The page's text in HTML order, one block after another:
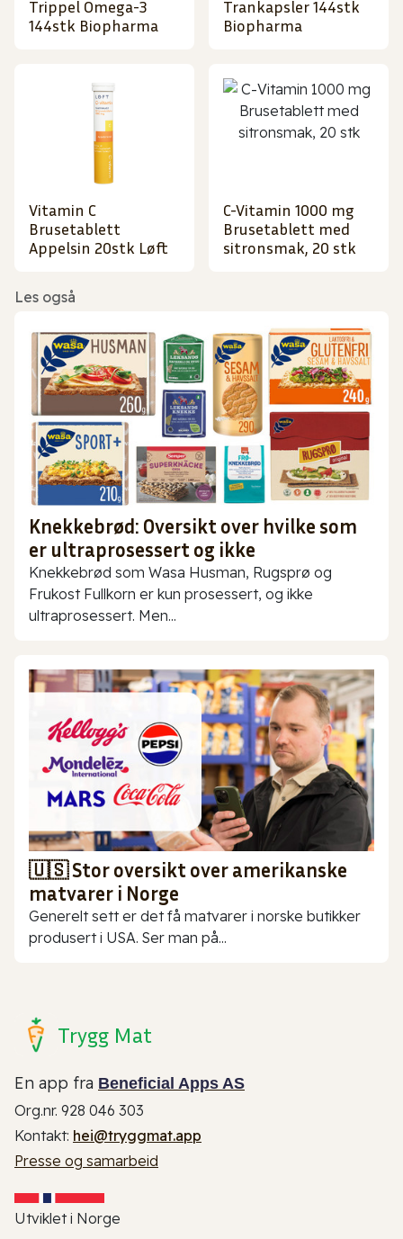
Trippel Omega-3
144stk Biopharma
Trankapsler 144stk
Biopharma
Vitamin C
Brusetablett
Appelsin 20stk Løft
C-Vitamin 1000 mg
Brusetablett med
sitronsmak, 20 stk
Les også
Knekkebrød: Oversikt over hvilke som
er ultraprosessert og ikke
Knekkebrød som Wasa Husman, Rugsprø og
Frukost Fullkorn er kun prosessert, og ikke
ultraprosessert. Men...
🇺🇸 Stor oversikt over amerikanske
matvarer i Norge
Generelt sett er det få matvarer i norske butikker
produsert i USA. Ser man på...
Trygg Mat
En app fra Beneficial Apps AS
Org.nr. 928 046 303
Kontakt: hei@tryggmat.app
Presse og samarbeid
Utviklet i Norge